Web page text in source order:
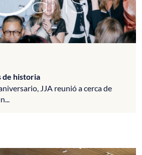
de historia
JJA reunió a cerca de